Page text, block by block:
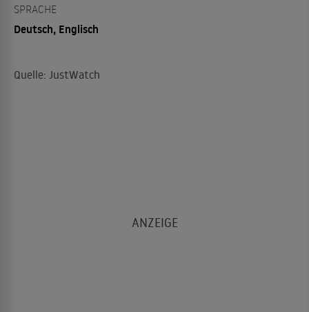
SPRACHE
Deutsch, Englisch
Quelle: JustWatch